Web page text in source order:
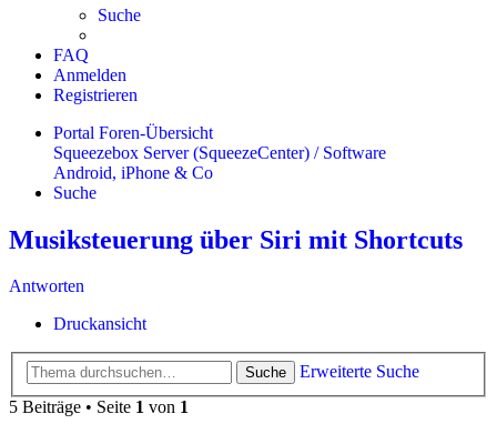
Suche
FAQ
Anmelden
Registrieren
Portal Foren-Übersicht
Squeezebox Server (SqueezeCenter) / Software
Android, iPhone & Co
Suche
Musiksteuerung über Siri mit Shortcuts
Antworten
Druckansicht
Suche
Erweiterte Suche
5 Beiträge • Seite 1 von 1